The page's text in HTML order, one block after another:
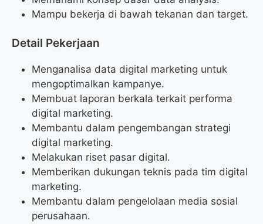
Mampu bekerja di bawah tekanan dan target.
Detail Pekerjaan
Menganalisa data digital marketing untuk
mengoptimalkan kampanye.
Membuat laporan berkala terkait performa
digital marketing.
Membantu dalam pengembangan strategi
digital marketing.
Melakukan riset pasar digital.
Memberikan dukungan teknis pada tim digital
marketing.
Membantu dalam pengelolaan media sosial
perusahaan.